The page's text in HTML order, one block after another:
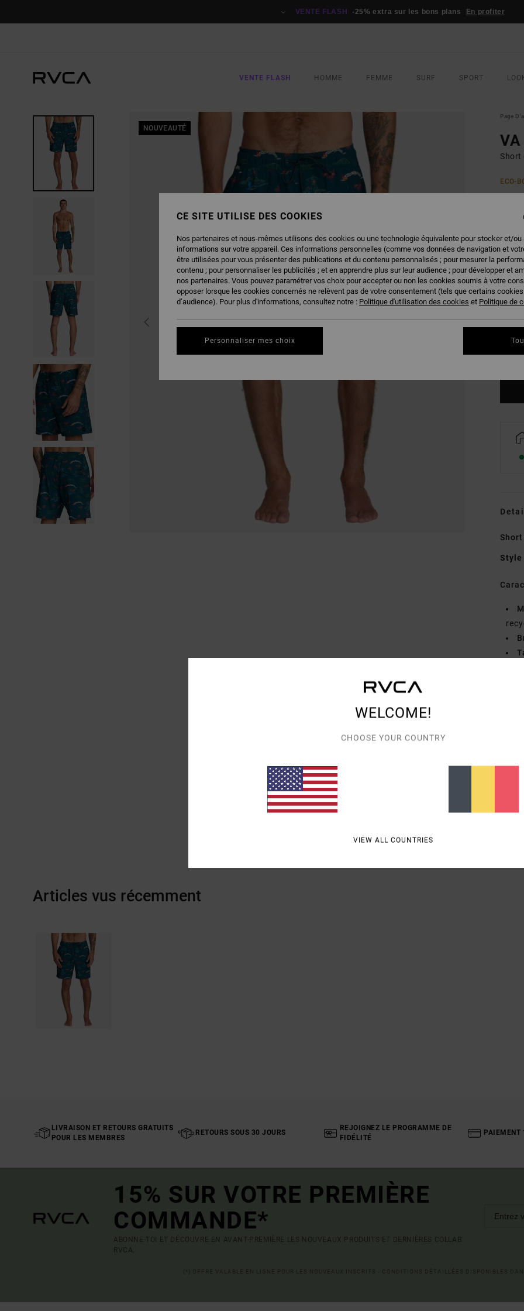
VENTE FLASH -25% extra sur les bons plans En profiter
VENTE FLASH HOMME FEMME SURF SPORT
NOUVEAUTÉ
Page
Short
ECO-
S
Style
Articles vus récemment
LIVRAISON ET RETOURS GRATUITS
POUR LES MEMBRES
RETOURS SOUS 30 JOURS
REJOIGNEZ LE PROGRAMME DE
FIDÉLITÉ
PAIEMENT
15% SUR VOTRE PREMIÈRE
COMMANDE*
ABONNE-TOI ET DÉCOUVRE EN AVANT-PREMIÈRE LES NOUVEAUX PRODUITS ET DERNIÈRES COLLAB'
RVCA.
WELCOME!
CHOOSE YOUR COUNTRY
VIEW ALL COUNTRIES
CE SITE UTILISE DES COOKIES
Nos partenaires et nous-mêmes utilisons des cookies ou une technologie équivalente pour stocker et/ou
informations sur votre appareil. Ces informations personnelles (comme vos données de navigation et
être utilisées pour vous présenter des publications et du contenu personnalisés ; pour mesurer la
contenu ; pour personnaliser les publicités ; et en apprendre plus sur leur audience ; pour développer et
nos partenaires. Vous pouvez paramétrer vos choix pour accepter ou non les cookies soumis à votre
opposer lorsque les cookies concernés ne relèvent pas de votre consentement (tels que certains
d’audience). Pour plus d'informations, consultez notre : Politique d'utilisation des cookies et Politique de
Personnaliser mes choix